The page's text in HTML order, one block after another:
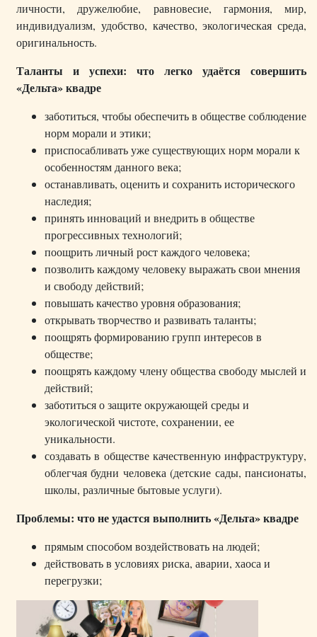
личности, дружелюбие, равновесие, гармония, мир,
индивидуализм, удобство, качество, экологическая среда,
оригинальность.
Таланты и успехи: что легко удаётся совершить
«Дельта» квадре
заботиться, чтобы обеспечить в обществе соблюдение
норм морали и этики;
приспосабливать уже существующих норм морали к
особенностям данного века;
останавливать, оценить и сохранить исторического
наследия;
принять инноваций и внедрить в обществе
прогрессивных технологий;
поощрить личный рост каждого человека;
позволить каждому человеку выражать свои мнения
и свободу действий;
повышать качество уровня образования;
открывать творчество и развивать таланты;
поощрять формированию групп интересов в
обществе;
поощрять каждому члену общества свободу мыслей и
действий;
заботиться о защите окружающей среды и
экологической чистоте, сохранении, ее
уникальности.
создавать в обществе качественную инфраструктуру,
облегчая будни человека (детские сады, пансионаты,
школы, различные бытовые услуги).
Проблемы: что не удастся выполнить «Дельта» квадре
прямым способом воздействовать на людей;
действовать в условиях риска, аварии, хаоса и
перегрузки;